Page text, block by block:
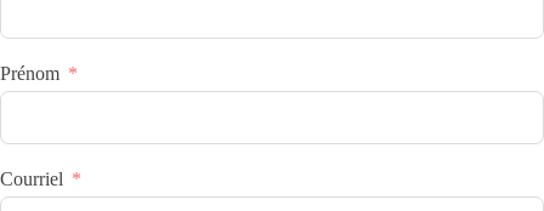
Prénom
Courriel